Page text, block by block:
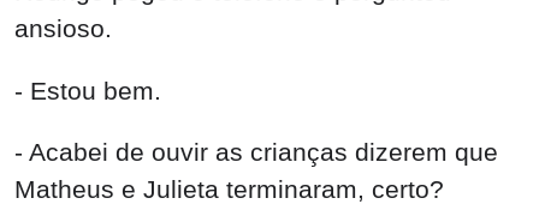
ansioso.
- Estou bem.
- Acabei de ouvir as crianças dizerem que
Matheus e Julieta terminaram, certo?